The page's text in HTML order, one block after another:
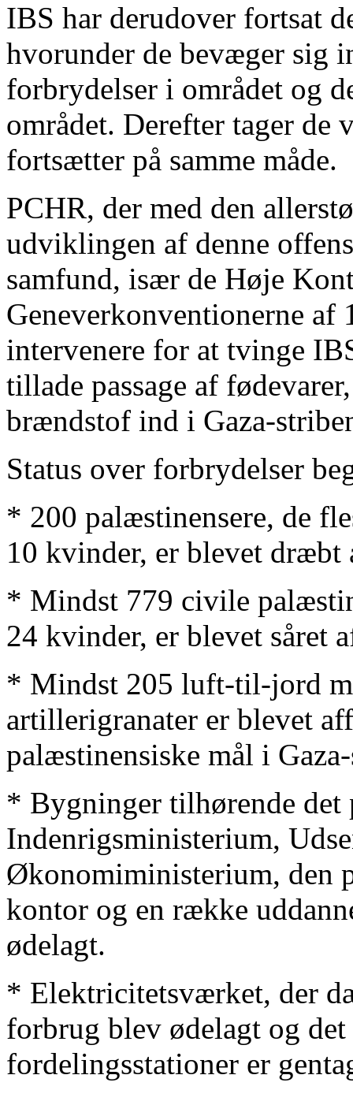
IBS har derudover fortsat
hvorunder de bevæger sig
forbrydelser i området og
området. Derefter tager de
fortsætter på samme måde.
PCHR, der med den
udviklingen af denne
samfund, især de Høje
Geneverkonventionerne
intervenere for at tvinge
tillade passage af
brændstof ind i Gaza-
Status over forbrydelser
* 200 palæstinensere, de
10 kvinder, er blevet dræbt
* Mindst 779 civile
24 kvinder, er blevet såret
* Mindst 205 luft-til-jord
artillerigranater er blevet
palæstinensiske mål i
* Bygninger tilhørende det
Indenrigsministerium,
Økonomiministerium, den
kontor og en række
ødelagt.
* Elektricitetsværket, der
forbrug blev ødelagt og
fordelingsstationer er